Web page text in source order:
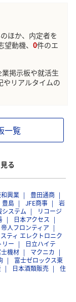
ほか、内定者を
望動機、 0件のエ
掲示板や就活生
やリアルタイムの
一覧
る
興業
豊田通商
豊島 JFE商事
岩
ステム
リコージ
日本アクセス
帝人フロンティア
ティ エレクトロニク
ー
日立ハイテ
機材
マクニカ
富士ゼロックス東
日本酒類販売
住